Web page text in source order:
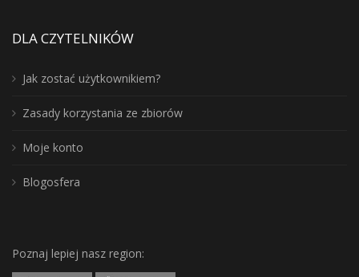
DLA CZYTELNIKÓW
Jak zostać użytkownikiem?
Zasady korzystania ze zbiorów
Moje konto
Blogosfera
Poznaj lepiej nasz region: